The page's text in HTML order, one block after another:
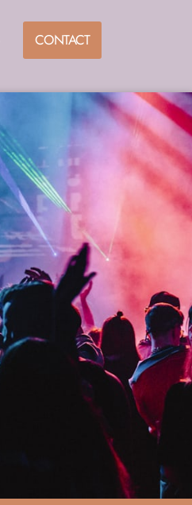
CONTACT